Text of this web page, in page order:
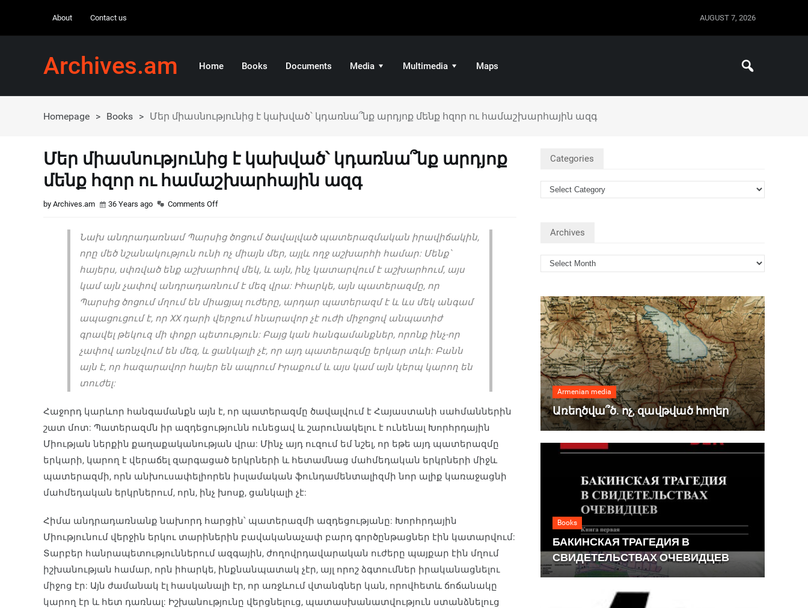
About Contact us AUGUST 7, 2026
Archives.am Home Books Documents Media Multimedia Maps
Homepage > Books > Մեր միասնությունից է կախված՝ կդառնա՞նք արդյոք մենք հզոր ու համաշխարհային ազգ
Մեր միասնությունից է կախված՝ կդառնա՞նք արդյոք
մենք հզոր ու համաշխարհային ազգ
by Archives.am 36 Years ago Comments Off
Նախ անդրադառնամ Պարսից ծոցում ծավալված պատերազմական իրավիճակին,
որը մեծ նշանակություն ունի ոչ միայն մեր, այլև ողջ աշխարհի համար: Մենք՝
հայերս, սփռված ենք աշխարհով մեկ, և այն, ինչ կատարվում է աշխարհում, այս
կամ այն չափով անդրադառնում է մեզ վրա: Իհարկե, այն պատերազմը, որ
Պարսից ծոցում մղում են միացյալ ուժերը, արդար պատերազմ է և ևս մեկ անգամ
ապացուցում է, որ XX դարի վերջում հնարավոր չէ ուժի միջոցով անպատիժ
գրավել թեկուզ մի փոքր պետություն: Բայց կան հանգամանքներ, որոնք ինչ-որ
չափով առնչվում են մեզ, և ցանկալի չէ, որ այդ պատերազմը երկար տևի: Բանն
այն է, որ հազարավոր հայեր են ապրում Իրաքում և այս կամ այն կերպ կարող են
տուժել:
Հաջորդ կարևոր հանգամանքն այն է, որ պատերազմը ծավալվում է Հայաստանի սահմաններին
շատ մոտ: Պատերազմն իր ազդեցությունն ունեցավ և շարունակելու է ունենալ Խորհրդային
Միության ներքին քաղաքականության վրա: Մինչ այդ ուզում եմ նշել, որ եթե այդ պատերազմը
երկարի, կարող է վերաճել զարգացած երկրների և հետամնաց մահմեդական երկրների միջև
պատերազմի, որն անխուսափելիորեն իսլամական ֆունդամենտալիզմի նոր ալիք կառաջացնի
մահմեդական երկրներում, որն, ինչ խոսք, ցանկալի չէ:
Հիմա անդրադառնանք նախորդ հարցին՝ պատերազմի ազդեցությանը: Խորհրդային
Միությունում վերջին երկու տարիներին բավականաչափ բարդ գործընթացներ էին կատարվում:
Տարբեր հանրապետություններում ազգային, ժողովրդավարական ուժերը պայքար էին մղում
իշխանության համար, որն իհարկե, ինքնանպատակ չէր, այլ որոշ ձգտումներ իրականացնելու
միջոց էր: Այն ժամանակ էլ հասկանալի էր, որ առջևում վտանգներ կան, որովհետև ճոճանակը
կարող էր և հետ դառնալ: Իշխանությունը վերցնելուց, պատասխանատվություն ստանձնելուց
Categories
Archives
Armenian media
Առեղծվա՞ծ. ոչ, զավթված հողեր
Books
БАКИНСКАЯ ТРАГЕДИЯ В
СВИДЕТЕЛЬСТВАХ ОЧЕВИДЦЕВ